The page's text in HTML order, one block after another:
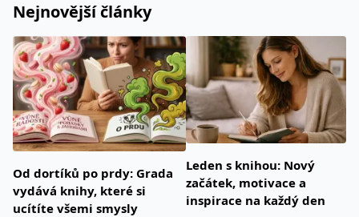
Nejnovější články
Od dortíků po prdy: Grada
vydává knihy, které si
ucítíte všemi smysly
Leden s knihou: Nový
začátek, motivace a
inspirace na každý den